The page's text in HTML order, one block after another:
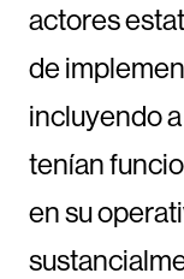
actores
de
incluyendo
tenían
en su